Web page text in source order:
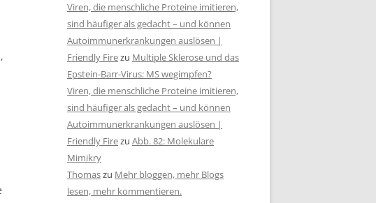
Viren, die menschliche Proteine imitieren,
sind häufiger als gedacht – und können
Autoimmunerkrankungen auslösen |
Friendly Firezu Multiple Sklerose und das
Epstein-Barr-Virus: MS wegimpfen?
Viren, die menschliche Proteine imitieren,
sind häufiger als gedacht – und können
Autoimmunerkrankungen auslösen |
Friendly Firezu Abb. 82: Molekulare
Mimikry
Thomaszu Mehr bloggen, mehr Blogs
lesen, mehr kommentieren.